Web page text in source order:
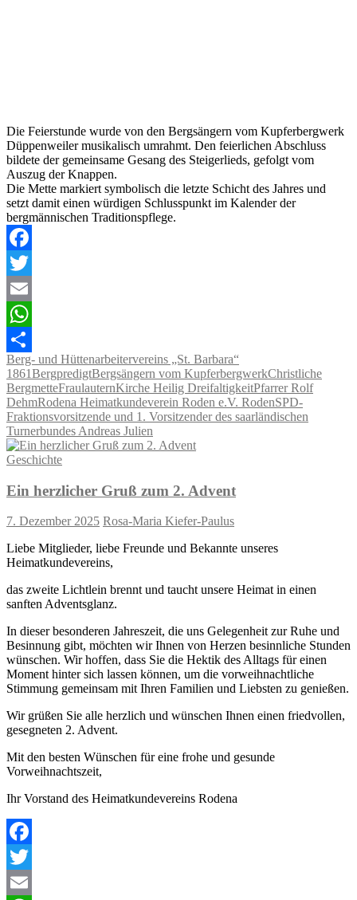
Die Feierstunde wurde von den Bergsängern vom Kupferbergwerk
Düppenweiler musikalisch umrahmt. Den feierlichen Abschluss
bildete der gemeinsame Gesang des Steigerlieds, gefolgt vom
Auszug der Knappen.
Die Mette markiert symbolisch die letzte Schicht des Jahres und
setzt damit einen würdigen Schlusspunkt im Kalender der
bergmännischen Traditionspflege.
Facebook
Twitter
Email
WhatsApp
Teilen
Berg- und Hüttenarbeitervereins „St. Barbara“
1861BergpredigtBergsängern vom KupferbergwerkChristliche
BergmetteFraulauternKirche Heilig DreifaltigkeitPfarrer Rolf
DehmRodena Heimatkundeverein Roden e.V. RodenSPD-
Fraktionsvorsitzende und 1. Vorsitzender des saarländischen
Turnerbundes Andreas Julien
Geschichte
Ein herzlicher Gruß zum 2. Advent
7. Dezember 2025 Rosa-Maria Kiefer-Paulus
Liebe Mitglieder, liebe Freunde und Bekannte unseres
Heimatkundevereins,
das zweite Lichtlein brennt und taucht unsere Heimat in einen
sanften Adventsglanz.
In dieser besonderen Jahreszeit, die uns Gelegenheit zur Ruhe und
Besinnung gibt, möchten wir Ihnen von Herzen besinnliche Stunden
wünschen. Wir hoffen, dass Sie die Hektik des Alltags für einen
Moment hinter sich lassen können, um die vorweihnachtliche
Stimmung gemeinsam mit Ihren Familien und Liebsten zu genießen.
Wir grüßen Sie alle herzlich und wünschen Ihnen einen friedvollen,
gesegneten 2. Advent.
Mit den besten Wünschen für eine frohe und gesunde
Vorweihnachtszeit,
Ihr Vorstand des Heimatkundevereins Rodena
Facebook
Twitter